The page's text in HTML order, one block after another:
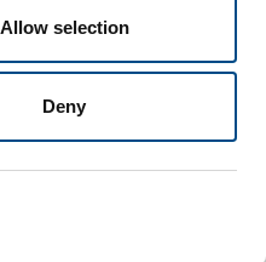
Allow selection
Deny
Toegankelijkheid